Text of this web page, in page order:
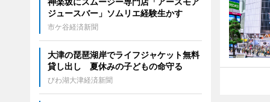
ジュースバー」ソムリエ経験生かす
市ケ谷経済新聞
大津の琵琶湖岸でライフジャケット無料
貸し出し 夏休みの子どもの命守る
びわ湖大津経済新聞